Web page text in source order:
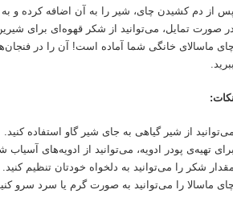
پس از دم کشیدن چای، شیر را به آن اضافه کرده و به
در صورت تمایل، می‌توانید از شکر قهوه‌ای برای
چای ماسالای خانگی شما آماده است! آن را در
ببرید.
نکات:
می‌توانید از شیر گیاهی به جای شیر گاو استفاده کنید.
برای تهیه‌ی پودر ادویه، می‌توانید از ادویه‌های آسیاب
مقدار شکر را می‌توانید به دلخواه خودتان تنظیم کنید.
چای ماسالا را می‌توانید به صورت گرم یا سرد سرو